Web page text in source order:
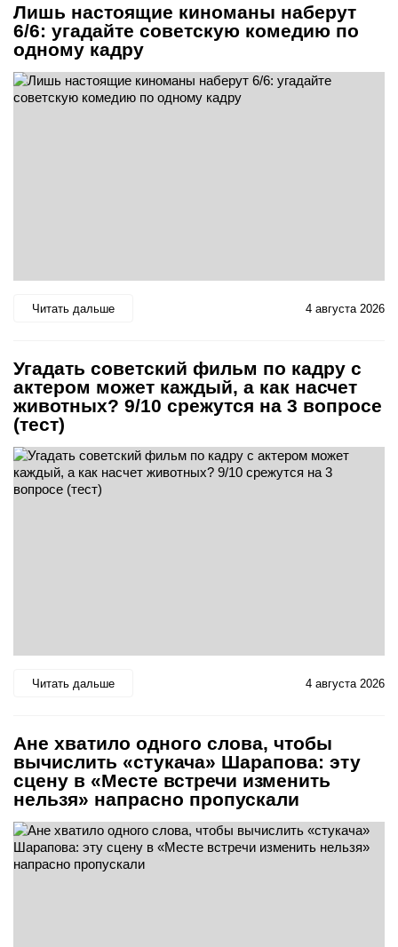
Лишь настоящие киноманы наберут
6/6: угадайте советскую комедию по
одному кадру
Читать дальше 4 августа 2026
Угадать советский фильм по кадру с
актером может каждый, а как насчет
животных? 9/10 срежутся на 3 вопросе
(тест)
Читать дальше 4 августа 2026
Ане хватило одного слова, чтобы
вычислить «стукача» Шарапова: эту
сцену в «Месте встречи изменить
нельзя» напрасно пропускали